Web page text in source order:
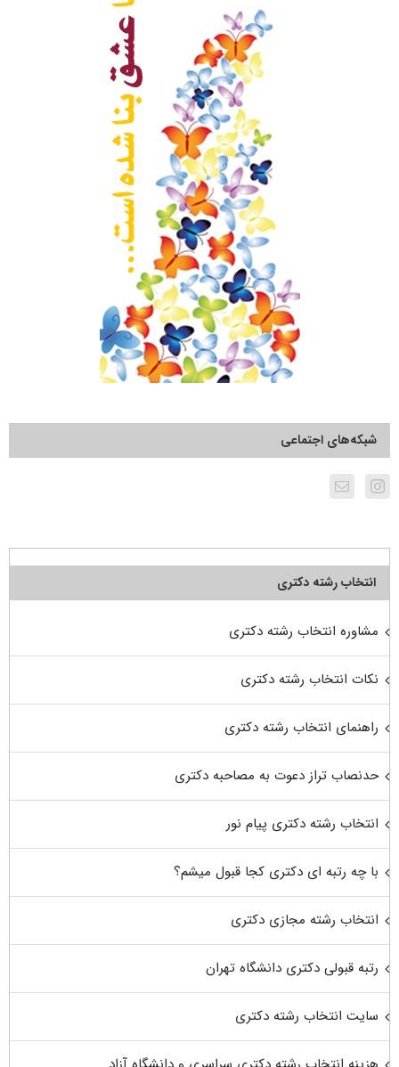
شبکه‌های اجتماعی
انتخاب رشته دکتری
مشاوره انتخاب رشته دکتری
نکات انتخاب رشته دکتری
راهنمای انتخاب رشته دکتری
حدنصاب تراز دعوت به مصاحبه دکتری
انتخاب رشته دکتری پیام نور
با چه رتبه ای دکتری کجا قبول میشم؟
انتخاب رشته مجازی دکتری
رتبه قبولی دکتری دانشگاه تهران
سایت انتخاب رشته دکتری